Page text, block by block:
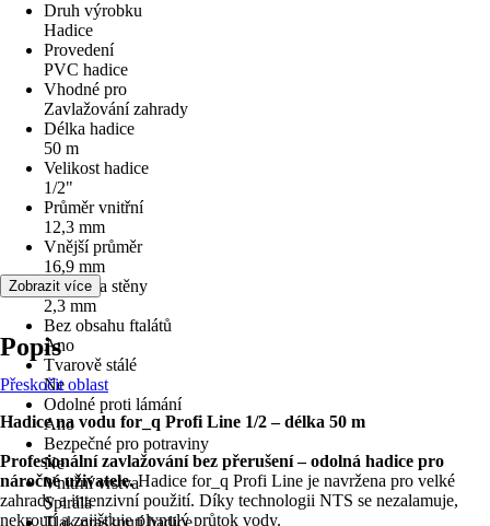
Druh výrobku
Hadice
Provedení
PVC hadice
Vhodné pro
Zavlažování zahrady
Délka hadice
50 m
Velikost hadice
1/2"
Průměr vnitřní
12,3 mm
Vnější průměr
16,9 mm
Tloušťka stěny
2,3 mm
Bez obsahu ftalátů
Ano
Tvarově stálé
Ne
Odolné proti lámání
Ano
Bezpečné pro potraviny
Ne
Vnitřní vrstva
Spirála
Tlak prasknutí hadice
Zobrazit více
Popis
Přeskočit oblast
Hadice na vodu for_q Profi Line 1/2 – délka 50 m
Profesionální zavlažování bez přerušení – odolná hadice pro
náročné uživatele.Hadice for_q Profi Line je navržena pro velké
zahrady a intenzivní použití. Díky technologii NTS se nezalamuje,
nekroutí a zajišťuje plynulý průtok vody.